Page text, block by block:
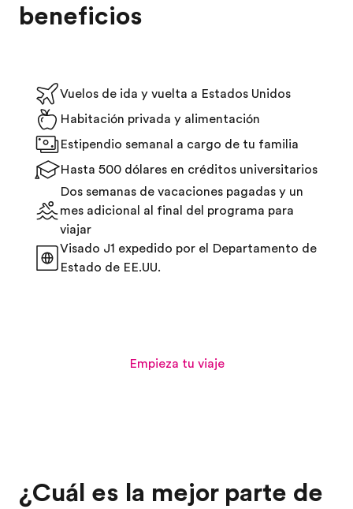
beneficios
Vuelos de ida y vuelta a Estados Unidos
Habitación privada y alimentación
Estipendio semanal a cargo de tu familia
Hasta 500 dólares en créditos universitarios
Dos semanas de vacaciones pagadas y un
mes adicional al final del programa para
viajar
Visado J1 expedido por el Departamento de
Estado de EE.UU.
Empieza tu viaje
¿Cuál es la mejor parte de